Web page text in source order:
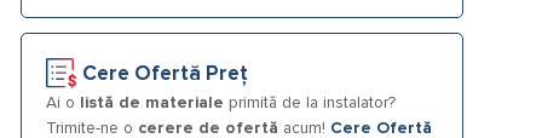
Cere Ofertă Preț
Ai o listă de materiale primită de la instalator?
Trimite-ne o cerere de ofertă acum! Cere Ofertă